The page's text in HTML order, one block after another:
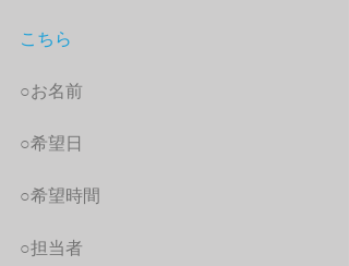
こちら
○お名前
○希望日
○希望時間
○担当者